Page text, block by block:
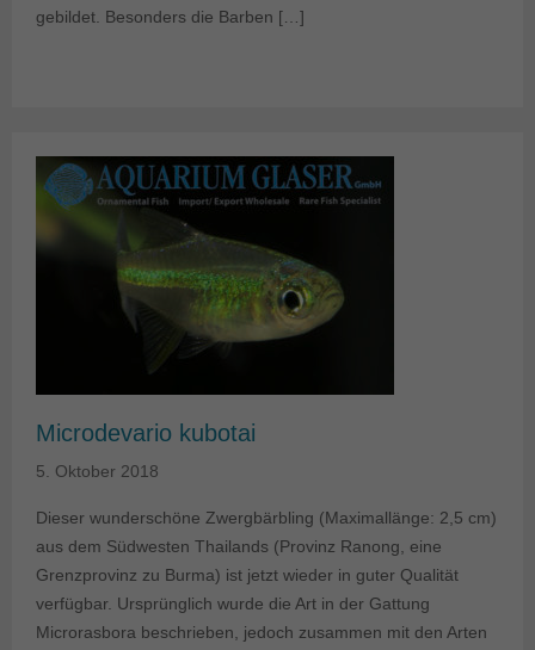
gebildet. Besonders die Barben […]
Microdevario kubotai
5. Oktober 2018
Dieser wunderschöne Zwergbärbling (Maximallänge: 2,5 cm)
aus dem Südwesten Thailands (Provinz Ranong, eine
Grenzprovinz zu Burma) ist jetzt wieder in guter Qualität
verfügbar. Ursprünglich wurde die Art in der Gattung
Microrasbora beschrieben, jedoch zusammen mit den Arten